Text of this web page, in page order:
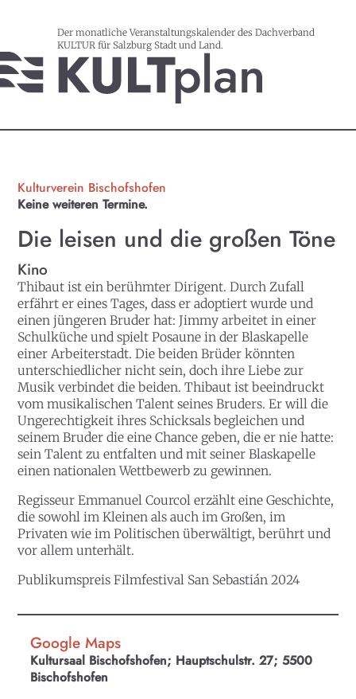
Der monatliche Veranstaltungskalender des Dachverband
KULTUR für Salzburg Stadt und Land.
Kulturverein Bischofshofen
Keine weiteren Termine.
Die leisen und die großen Töne
Kino
Thibaut ist ein berühmter Dirigent. Durch Zufall
erfährt er eines Tages, dass er adoptiert wurde und
einen jüngeren Bruder hat: Jimmy arbeitet in einer
Schulküche und spielt Posaune in der Blaskapelle
einer Arbeiterstadt. Die beiden Brüder könnten
unterschiedlicher nicht sein, doch ihre Liebe zur
Musik verbindet die beiden. Thibaut ist beeindruckt
vom musikalischen Talent seines Bruders. Er will die
Ungerechtigkeit ihres Schicksals begleichen und
seinem Bruder die eine Chance geben, die er nie hatte:
sein Talent zu entfalten und mit seiner Blaskapelle
einen nationalen Wettbewerb zu gewinnen.
Regisseur Emmanuel Courcol erzählt eine Geschichte,
die sowohl im Kleinen als auch im Großen, im
Privaten wie im Politischen überwältigt, berührt und
vor allem unterhält.
Publikumspreis Filmfestival San Sebastián 2024
Google Maps
Kultursaal Bischofshofen; Hauptschulstr. 27; 5500
Bischofshofen